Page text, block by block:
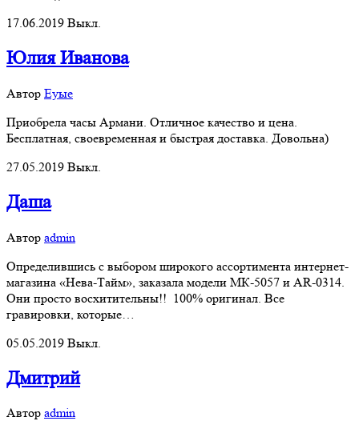
17.06.2019 Выкл.
Юлия Иванова
Автор Еуые
Приобрела часы Армани. Отличное качество и цена.
Бесплатная, своевременная и быстрая доставка. Довольна)
27.05.2019 Выкл.
Даша
Автор admin
Определившись с выбором широкого ассортимента интернет-
магазина «Нева-Тайм», заказала модели МК-5057 и AR-0314.
Они просто восхитительны!! 100% оригинал. Все
гравировки, которые…
05.05.2019 Выкл.
Дмитрий
Автор admin